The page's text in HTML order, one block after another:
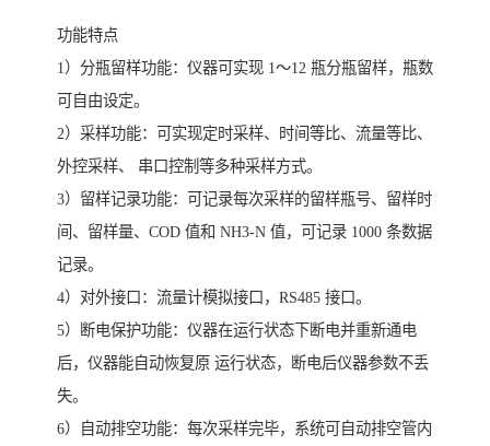
功能特点
1）分瓶留样功能：仪器可实现 1～12 瓶分瓶留样，瓶数
可自由设定。
2）采样功能：可实现定时采样、时间等比、流量等比、
外控采样、 串口控制等多种采样方式。
3）留样记录功能：可记录每次采样的留样瓶号、留样时
间、留样量、COD 值和 NH3-N 值，可记录 1000 条数据
记录。
4）对外接口：流量计模拟接口，RS485 接口。
5）断电保护功能：仪器在运行状态下断电并重新通电
后，仪器能自动恢复原 运行状态，断电后仪器参数不丢
失。
6）自动排空功能：每次采样完毕，系统可自动排空管内